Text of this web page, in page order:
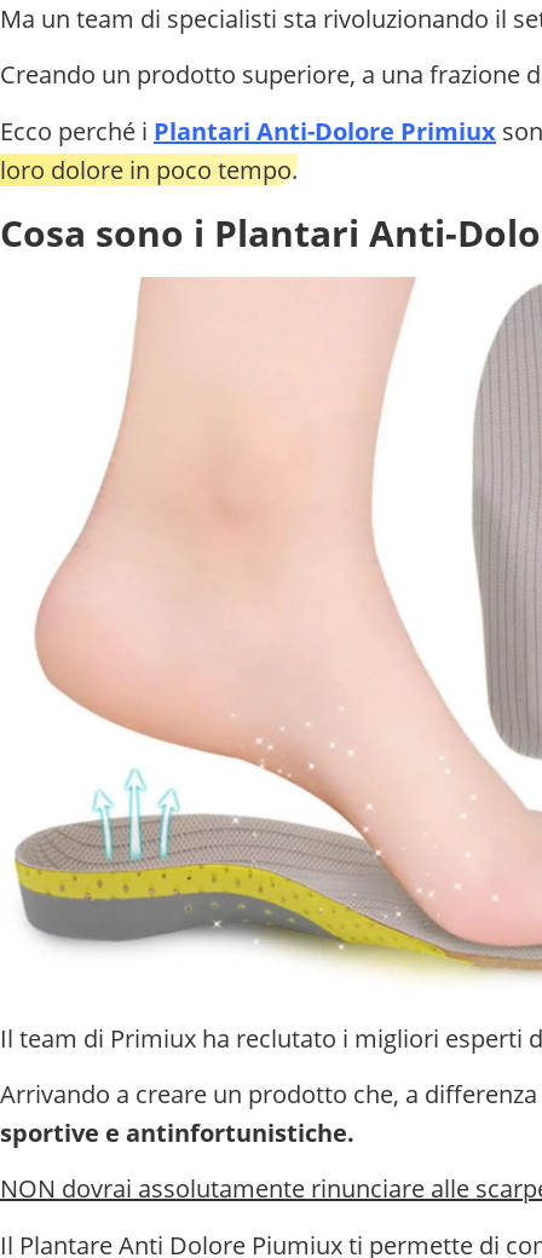
Ma un team di specialisti sta rivoluzionando il
Creando un prodotto superiore, a una frazione
Ecco perché i Plantari Anti-Dolore Primiux
loro dolore in poco tempo.
Cosa sono i Plantari Anti-
Il team di Primiux ha reclutato i migliori esperti
Arrivando a creare un prodotto che, a
sportive e antinfortunistiche.
NON dovrai assolutamente rinunciare alle
Il Plantare Anti Dolore Piumiux ti permette di